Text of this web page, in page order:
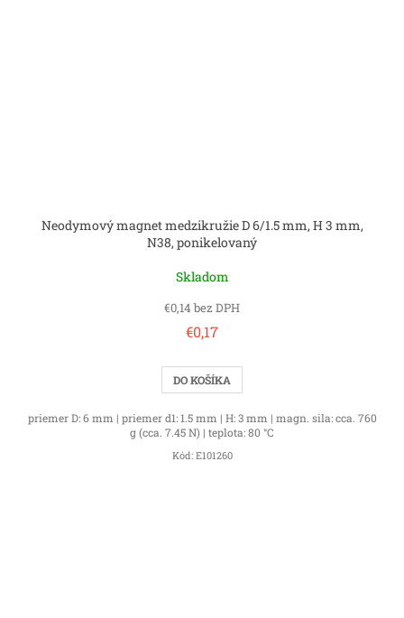
Neodymový magnet medzikružie D 6/1.5 mm, H 3 mm,
N38, ponikelovaný
Skladom
€0,14 bez DPH
€0,17
DO KOŠÍKA
priemer D: 6 mm | priemer d1: 1.5 mm | H: 3 mm | magn. sila: cca. 760
g (cca. 7.45 N) | teplota: 80 °C
Kód: E101260